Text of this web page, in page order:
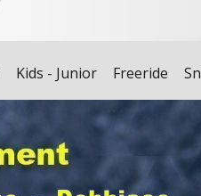
Kids - Junior Freeride